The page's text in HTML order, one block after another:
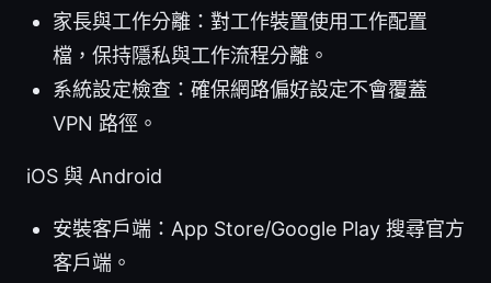
家長與工作分離：對工作裝置使用工作配置
檔，保持隱私與工作流程分離。
系統設定檢查：確保網路偏好設定不會覆蓋
VPN 路徑。
iOS 與 Android
安裝客戶端：App Store/Google Play 搜尋官方
客戶端。